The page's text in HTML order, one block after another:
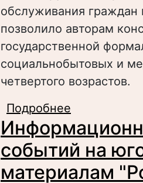
обслуживания граждан
позволило авторам
государственной
социальнобытовых и
четвертого возрастов.
Подробнее
событий на
материалам